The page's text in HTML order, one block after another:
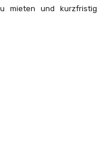
mieten und kurzfristig